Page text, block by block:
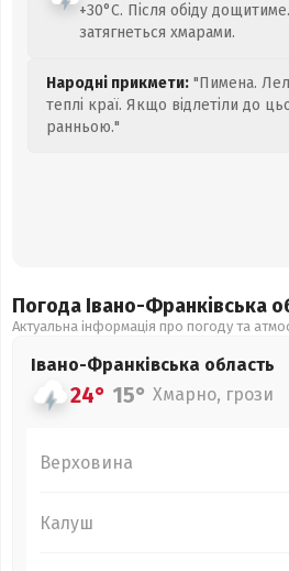
+30°C. Після обіду
затягнеться хмарами.
Народні прикмети: "Пимена.
теплі краї. Якщо відлетіли до
ранньою."
Погода Івано-Франківська
Актуальна інформація про погоду та
Івано-Франківська область
24° 15° Хмарно, грози
Верховина
Калуш